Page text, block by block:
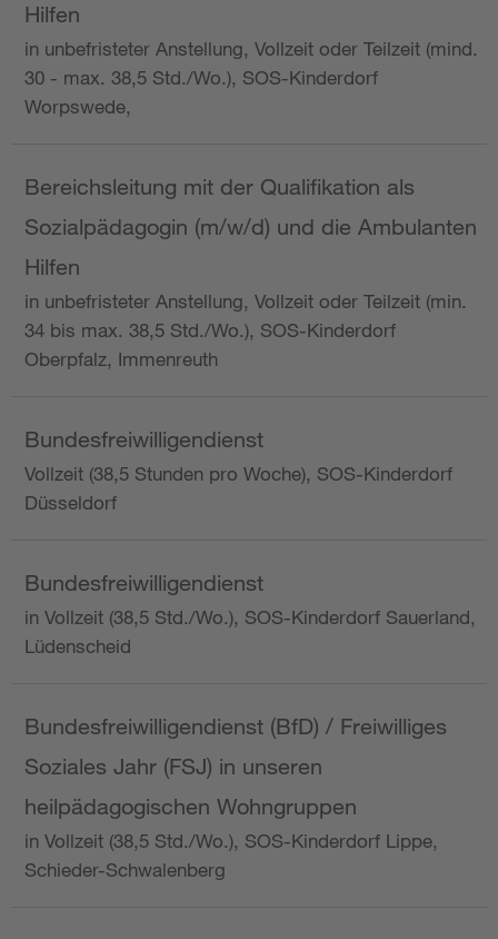
Hilfen
in unbefristeter Anstellung, Vollzeit oder Teilzeit (mind.
30 - max. 38,5 Std./Wo.), SOS-Kinderdorf
Worpswede,
Bereichsleitung mit der Qualifikation als
Sozialpädagogin (m/w/d) und die Ambulanten
Hilfen
in unbefristeter Anstellung, Vollzeit oder Teilzeit (min.
34 bis max. 38,5 Std./Wo.), SOS-Kinderdorf
Oberpfalz, Immenreuth
Bundesfreiwilligendienst
Vollzeit (38,5 Stunden pro Woche), SOS-Kinderdorf
Düsseldorf
Bundesfreiwilligendienst
in Vollzeit (38,5 Std./Wo.), SOS-Kinderdorf Sauerland,
Lüdenscheid
Bundesfreiwilligendienst (BfD) / Freiwilliges
Soziales Jahr (FSJ) in unseren
heilpädagogischen Wohngruppen
in Vollzeit (38,5 Std./Wo.), SOS-Kinderdorf Lippe,
Schieder-Schwalenberg